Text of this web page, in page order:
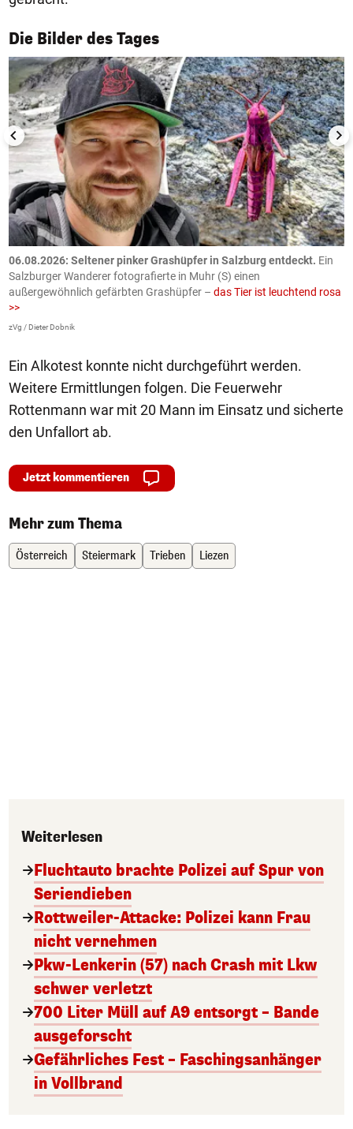
Die Bilder des Tages
1/50
06.08.2026: Seltener pinker Grashüpfer in Salzburg entdeckt. Ein
Salzburger Wanderer fotografierte in Muhr (S) einen
außergewöhnlich gefärbten Grashüpfer – das Tier ist leuchtend rosa
>>
zVg / Dieter Dobnik
Ein Alkotest konnte nicht durchgeführt werden.
Weitere Ermittlungen folgen. Die Feuerwehr
Rottenmann war mit 20 Mann im Einsatz und sicherte
den Unfallort ab.
Jetzt kommentieren
Mehr zum Thema
Österreich Steiermark Trieben Liezen
Weiterlesen
Fluchtauto brachte Polizei auf Spur von
Seriendieben
Rottweiler-Attacke: Polizei kann Frau
nicht vernehmen
Pkw-Lenkerin (57) nach Crash mit Lkw
schwer verletzt
700 Liter Müll auf A9 entsorgt – Bande
ausgeforscht
Gefährliches Fest – Faschingsanhänger
in Vollbrand